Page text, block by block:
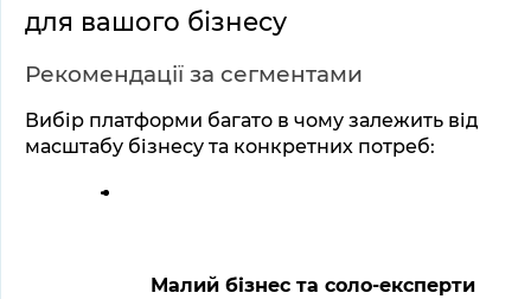
для вашого бізнесу
Рекомендації за сегментами
Вибір платформи багато в чому залежить від
масштабу бізнесу та конкретних потреб:
Малий бізнес та соло-експерти